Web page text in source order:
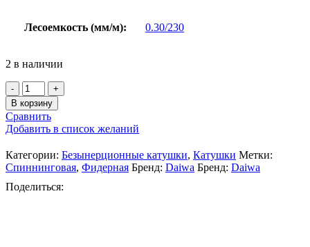
Лесоемкость (мм/м): 0.30/230
2 в наличии
Количество
товара
Катушка
Daiwa
23
LT
5000-
С
В корзину
Сравнить
Добавить в список желаний
Категории: Безынерционные катушки, Катушки Метки:
Спиннинговая, Фидерная Бренд: Daiwa Бренд: Daiwa
Поделиться: